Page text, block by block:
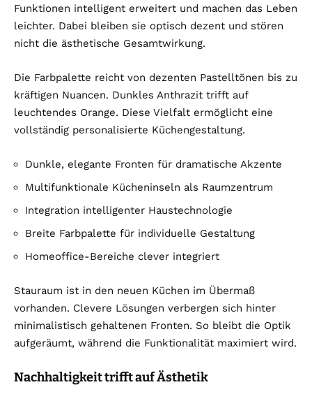
Funktionen intelligent erweitert und machen das Leben
leichter. Dabei bleiben sie optisch dezent und stören
nicht die ästhetische Gesamtwirkung.
Die Farbpalette reicht von dezenten Pastelltönen bis zu
kräftigen Nuancen. Dunkles Anthrazit trifft auf
leuchtendes Orange. Diese Vielfalt ermöglicht eine
vollständig personalisierte Küchengestaltung.
Dunkle, elegante Fronten für dramatische Akzente
Multifunktionale Kücheninseln als Raumzentrum
Integration intelligenter Haustechnologie
Breite Farbpalette für individuelle Gestaltung
Homeoffice-Bereiche clever integriert
Stauraum ist in den neuen Küchen im Übermaß
vorhanden. Clevere Lösungen verbergen sich hinter
minimalistisch gehaltenen Fronten. So bleibt die Optik
aufgeräumt, während die Funktionalität maximiert wird.
Nachhaltigkeit trifft auf Ästhetik